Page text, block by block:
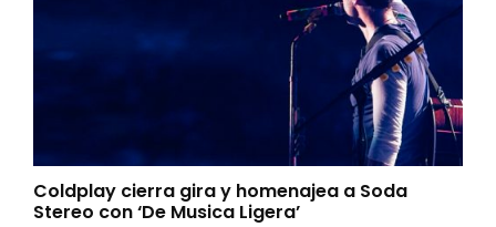
Coldplay cierra gira y homenajea a Soda
Stereo con ‘De Musica Ligera’